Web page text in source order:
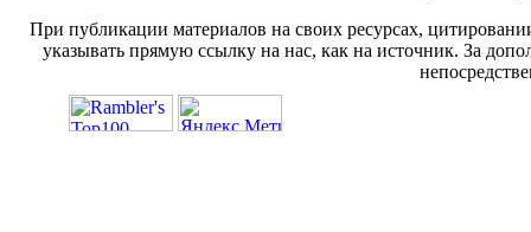
При публикации материалов на своих ресурсах,
указывать прямую ссылку на нас, как на источник. За